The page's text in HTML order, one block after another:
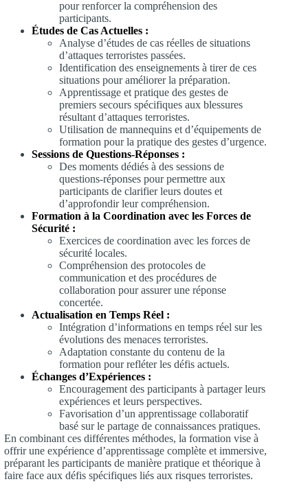
pour renforcer la compréhension des
participants.
Études de Cas Actuelles :
Analyse d’études de cas réelles de situations
d’attaques terroristes passées.
Identification des enseignements à tirer de ces
situations pour améliorer la préparation.
Apprentissage et pratique des gestes de
premiers secours spécifiques aux blessures
résultant d’attaques terroristes.
Utilisation de mannequins et d’équipements de
formation pour la pratique des gestes d’urgence.
Sessions de Questions-Réponses :
Des moments dédiés à des sessions de
questions-réponses pour permettre aux
participants de clarifier leurs doutes et
d’approfondir leur compréhension.
Formation à la Coordination avec les Forces de
Sécurité :
Exercices de coordination avec les forces de
sécurité locales.
Compréhension des protocoles de
communication et des procédures de
collaboration pour assurer une réponse
concertée.
Actualisation en Temps Réel :
Intégration d’informations en temps réel sur les
évolutions des menaces terroristes.
Adaptation constante du contenu de la
formation pour refléter les défis actuels.
Échanges d’Expériences :
Encouragement des participants à partager leurs
expériences et leurs perspectives.
Favorisation d’un apprentissage collaboratif
basé sur le partage de connaissances pratiques.
En combinant ces différentes méthodes, la formation vise à
offrir une expérience d’apprentissage complète et immersive,
préparant les participants de manière pratique et théorique à
faire face aux défis spécifiques liés aux risques terroristes.